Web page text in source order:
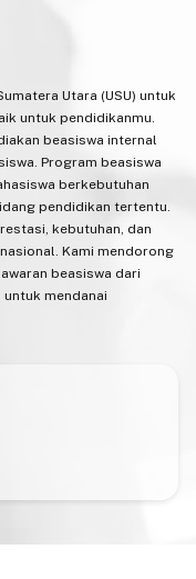
Utara (USU) untuk
untuk pendidikanmu.
beasiswa internal
Program beasiswa
berkebutuhan
pendidikan tertentu.
kebutuhan, dan
Kami mendorong
beasiswa dari
mendanai